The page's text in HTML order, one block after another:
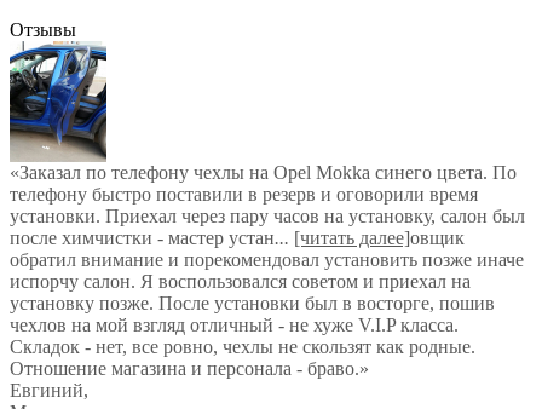
Отзывы
«Заказал по телефону чехлы на Opel Mokka синего цвета. По
телефону быстро поставили в резерв и оговорили время
установки. Приехал через пару часов на установку, салон был
после химчистки - мастер устан... [читать далее]овщик
обратил внимание и порекомендовал установить позже иначе
испорчу салон. Я воспользовался советом и приехал на
установку позже. После установки был в восторге, пошив
чехлов на мой взгляд отличный - не хуже V.I.P класса.
Складок - нет, все ровно, чехлы не скользят как родные.
Отношение магазина и персонала - браво.»
Евгиний,